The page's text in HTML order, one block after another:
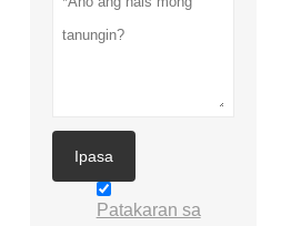
Ipasa
Patakaran sa